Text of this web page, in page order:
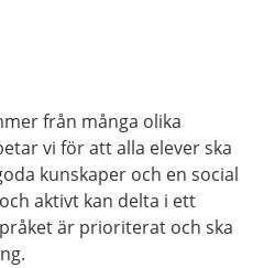
från många olika
vi för att alla elever ska
kunskaper och en social
aktivt kan delta i ett
är prioriterat och ska